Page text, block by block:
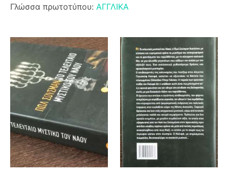
Γλώσσα πρωτοτύπου: ΑΓΓΛΙΚΑ